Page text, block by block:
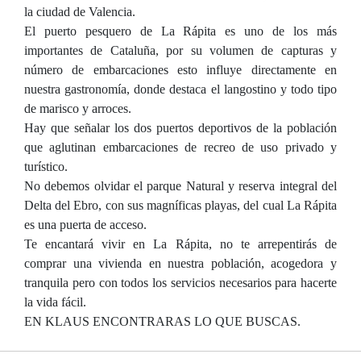
la ciudad de Valencia.
El puerto pesquero de La Rápita es uno de los más
importantes de Cataluña, por su volumen de capturas y
número de embarcaciones esto influye directamente en
nuestra gastronomía, donde destaca el langostino y todo tipo
de marisco y arroces.
Hay que señalar los dos puertos deportivos de la población
que aglutinan embarcaciones de recreo de uso privado y
turístico.
No debemos olvidar el parque Natural y reserva integral del
Delta del Ebro, con sus magníficas playas, del cual La Rápita
es una puerta de acceso.
Te encantará vivir en La Rápita, no te arrepentirás de
comprar una vivienda en nuestra población, acogedora y
tranquila pero con todos los servicios necesarios para hacerte
la vida fácil.
EN KLAUS ENCONTRARAS LO QUE BUSCAS.